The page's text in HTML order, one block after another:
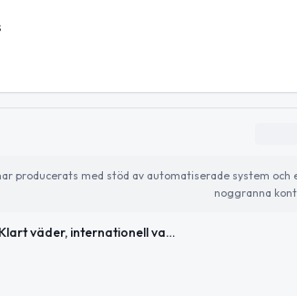
producerats med stöd av automatiserade system
noggranna
Klart väder, internationell vapendag och globala spänningar